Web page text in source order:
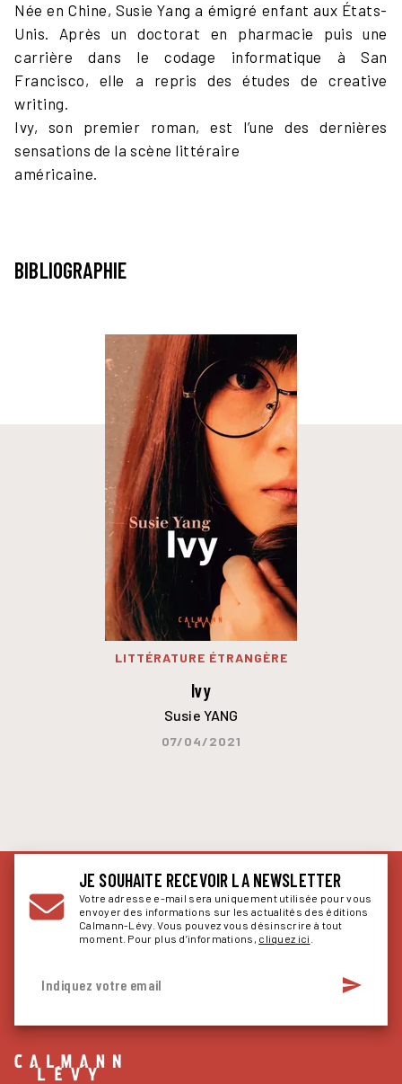
Née en Chine, Susie Yang a émigré enfant aux États-
Unis. Après un doctorat en pharmacie puis une
carrière dans le codage informatique à San
Francisco, elle a repris des études de creative
writing.
Ivy, son premier roman, est l’une des dernières
sensations de la scène littéraire
américaine.
BIBLIOGRAPHIE
LITTÉRATURE ÉTRANGÈRE
Ivy
Susie YANG
07/04/2021
JE SOUHAITE RECEVOIR LA NEWSLETTER
Votre adresse e-mail sera uniquement utilisée pour vous
envoyer des informations sur les actualités des éditions
Calmann-Lévy. Vous pouvez vous désinscrire à tout
moment. Pour plus d’informations, cliquez ici
Indiquez votre email send